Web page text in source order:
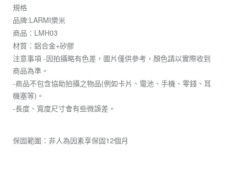
規格
品牌:LARMI樂米
商品：LMH03
材質：鋁合金+矽膠
注意事項 -因拍攝略有色差，圖片僅供參考，顏色請以實際收到
商品為準。
-商品不包含協助拍攝之物品(例如卡片、電池、手機、零錢、耳
機塞等)。
-長度、寬度尺寸會有些微誤差。
保固範圍：非人為因素享保固12個月